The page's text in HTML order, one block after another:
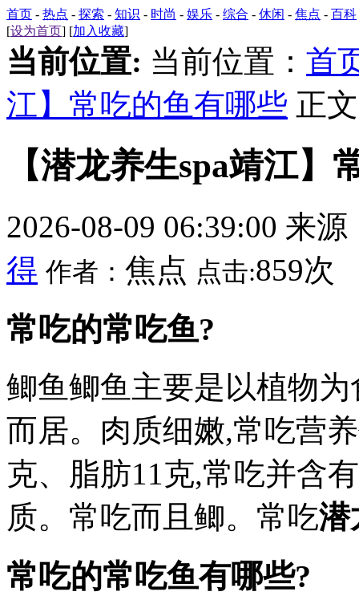
首页 - 热点 - 探索 - 知识 - 时尚 - 娱乐 - 综合 - 休闲 - 焦点 - 百科
[设为首页] [加入收藏]
当前位置: 当前位置： 首
江】常吃的鱼有哪些 正文
【潜龙养生spa靖江】
2026-08-09 06:39:00 来源
得 作者： 焦点 点击:859次
常吃的常吃鱼?
鲫鱼鲫鱼主要是以植物
而居。肉质细嫩,常吃营
克、脂肪11克,常吃并含
质。常吃而且鲫。常吃潜
常吃的常吃鱼有哪些?